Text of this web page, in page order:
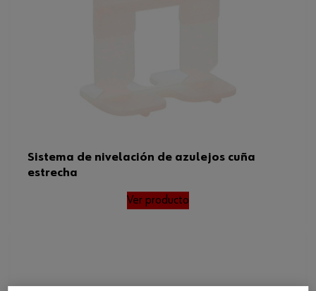
Sistema de nivelación de azulejos cuña
estrecha
Ver producto